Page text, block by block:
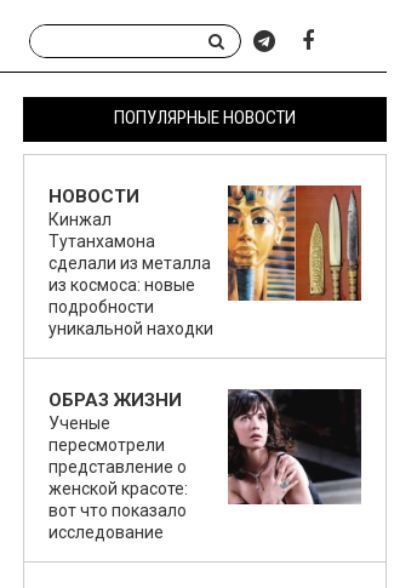
ПОПУЛЯРНЫЕ НОВОСТИ
НОВОСТИ
Кинжал
Тутанхамона
сделали из металла
из космоса: новые
подробности
уникальной находки
ОБРАЗ ЖИЗНИ
Ученые
пересмотрели
представление о
женской красоте:
вот что показало
исследование